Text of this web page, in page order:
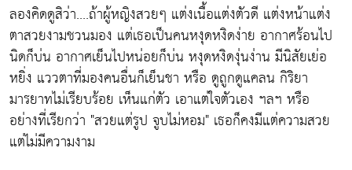
ลองคิดดูสิว่า....ถ้าผู้หญิงสวยๆ แต่งเนื้อแต่งตัวดี แต่งหน้าแต่ง
ตาสวยงามชวนมอง แต่เธอเป็นคนหงุดหงิดง่าย อากาศร้อนไป
นิดก็บ่น อากาศเย็นไปหน่อยก็บ่น หงุดหงิดงุ่นง่าน มีนิสัยเย่อ
หยิ่ง แววตาที่มองคนอื่นก็เย็นชา หรือ ดูถูกดูแคลน กิริยา
มารยาทไม่เรียบร้อย เห็นแก่ตัว เอาแต่ใจตัวเอง ฯลฯ หรือ
อย่างที่เรียกว่า "สวยแต่รูป จูบไม่หอม" เธอก็คงมีแต่ความสวย
แต่ไม่มีความงาม